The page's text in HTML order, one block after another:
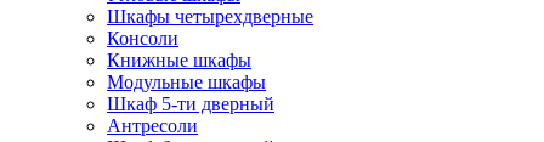
Шкафы четырехдверные
Консоли
Книжные шкафы
Модульные шкафы
Шкаф 5-ти дверный
Антресоли